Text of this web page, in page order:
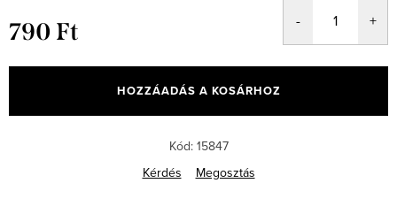
790 Ft
HOZZÁADÁS A KOSÁRHOZ
Kód: 15847
Kérdés
Megosztás